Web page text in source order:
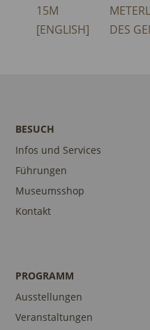
15M
[ENGLISH]
DES
BESUCH
Infos und Services
Führungen
Museumsshop
Kontakt
PROGRAMM
Ausstellungen
Veranstaltungen